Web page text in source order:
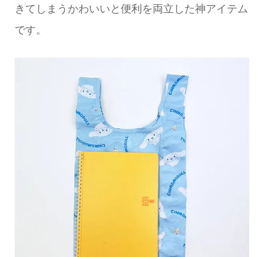
きてしまうかわいいと便利を両立した神アイテム
です。